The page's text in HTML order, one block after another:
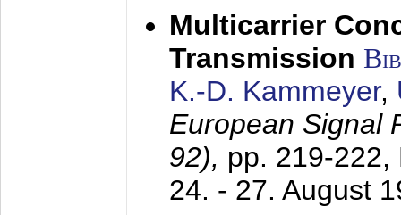
Multicarrier
Transmission
K.-D. Kammeyer,
European Signal
92), pp. 219-222,
24. - 27. August